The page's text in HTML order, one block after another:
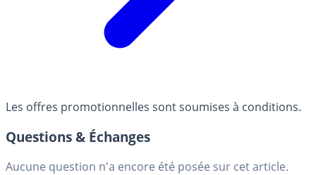
Les offres promotionnelles sont soumises à conditions.
Questions & Échanges
Aucune question n'a encore été posée sur cet article.